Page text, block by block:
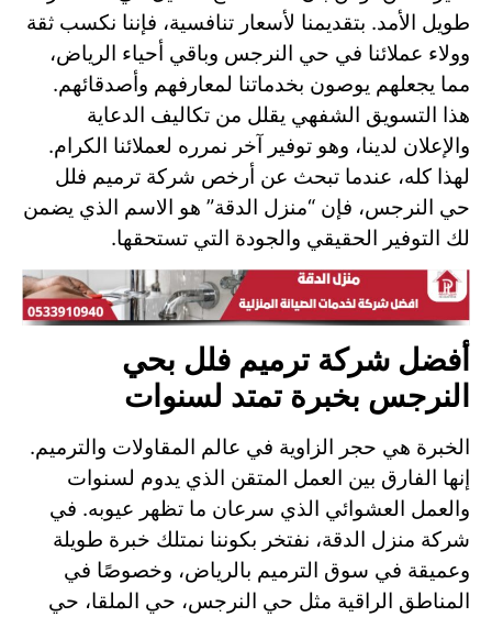
طويل الأمد. بتقديمنا لأسعار تنافسية، فإننا نكسب ثقة
وولاء عملائنا في حي النرجس وباقي أحياء الرياض،
مما يجعلهم يوصون بخدماتنا لمعارفهم وأصدقائهم.
هذا التسويق الشفهي يقلل من تكاليف الدعاية
والإعلان لدينا، وهو توفير آخر نمرره لعملائنا الكرام.
لهذا كله، عندما تبحث عن أرخص شركة ترميم فلل
حي النرجس، فإن “منزل الدقة” هو الاسم الذي يضمن
لك التوفير الحقيقي والجودة التي تستحقها.
أفضل شركة ترميم فلل بحي
النرجس بخبرة تمتد لسنوات
الخبرة هي حجر الزاوية في عالم المقاولات والترميم.
إنها الفارق بين العمل المتقن الذي يدوم لسنوات
والعمل العشوائي الذي سرعان ما تظهر عيوبه. في
شركة منزل الدقة، نفتخر بكوننا نمتلك خبرة طويلة
وعميقة في سوق الترميم بالرياض، وخصوصًا في
المناطق الراقية مثل حي النرجس، حي الملقا، حي